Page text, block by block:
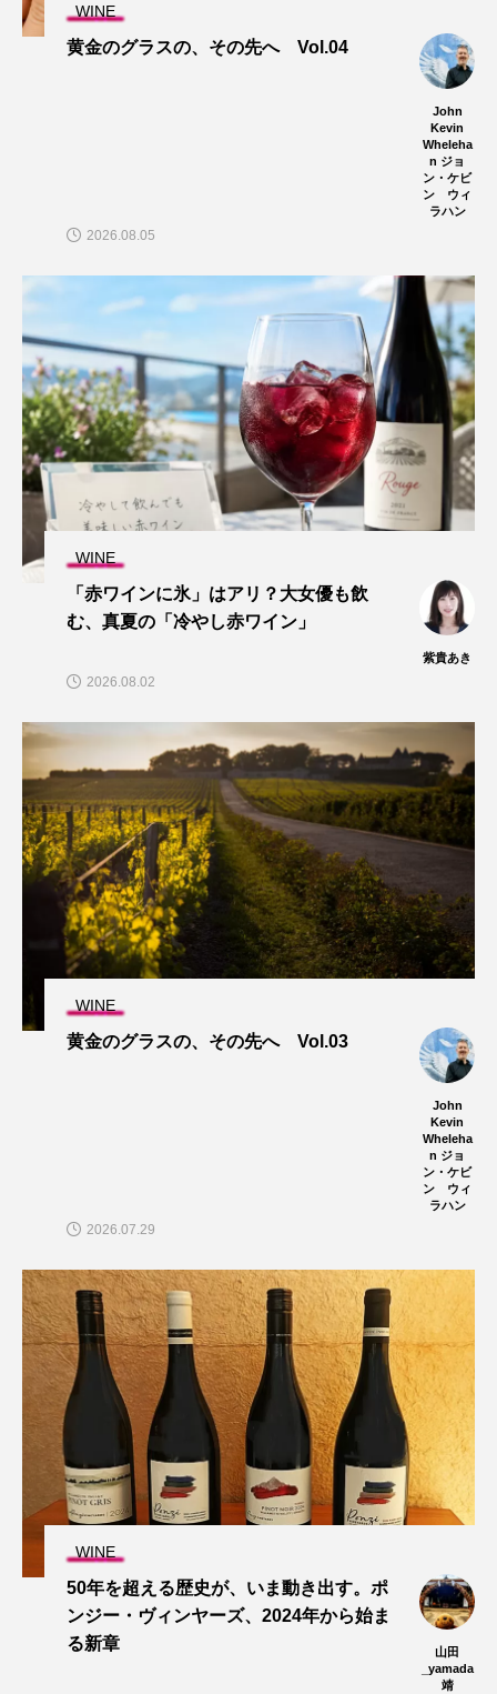
WINE
黄金のグラスの、その先へ Vol.04
John
Kevin
Wheleha
n ジョ
ン・ケビ
ン ウィ
ラハン
2026.08.05
WINE
「赤ワインに氷」はアリ？大女優も飲
む、真夏の「冷やし赤ワイン」
紫貴あき
2026.08.02
WINE
黄金のグラスの、その先へ Vol.03
John
Kevin
Wheleha
n ジョ
ン・ケビ
ン ウィ
ラハン
2026.07.29
WINE
50年を超える歴史が、いま動き出す。ポ
ンジー・ヴィンヤーズ、2024年から始ま
る新章
山田
_yamada
靖